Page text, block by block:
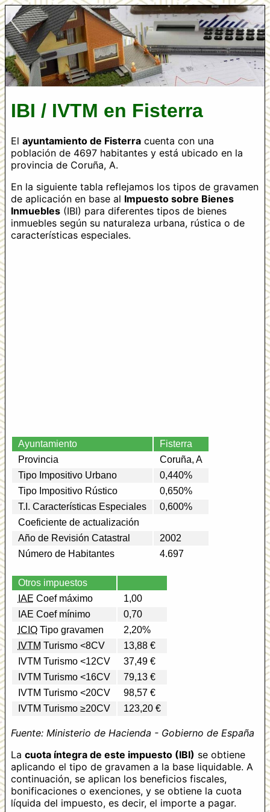
IBI / IVTM en Fisterra
El ayuntamiento de Fisterracuenta con una
población de 4697 habitantes y está ubicado en la
provincia de Coruña, A.
En la siguiente tabla reflejamos los tipos de gravamen
de aplicación en base al Impuesto sobre Bienes
Inmuebles(IBI) para diferentes tipos de bienes
inmuebles según su naturaleza urbana, rústica o de
características especiales.
Ayuntamiento
Fisterra
Provincia
Coruña, A
Tipo Impositivo Urbano
0,440%
Tipo Impositivo Rústico
0,650%
T.I. Características Especiales
0,600%
Coeficiente de actualización
Año de Revisión Catastral
2002
Número de Habitantes
4.697
Otros impuestos
IAE Coef máximo
1,00
IAE Coef mínimo
0,70
ICIOTipo gravamen
2,20%
IVTM Turismo <8CV
13,88 €
IVTM Turismo <12CV
37,49 €
IVTM Turismo <16CV
79,13 €
IVTM Turismo <20CV
98,57 €
IVTM Turismo ≥20CV
123,20 €
Fuente: Ministerio de Hacienda - Gobierno de España
La cuota íntegra de este impuesto (IBI) se obtiene
aplicando el tipo de gravamen a la base liquidable. A
continuación, se aplican los beneficios fiscales,
bonificaciones o exenciones, y se obtiene la cuota
líquida del impuesto, es decir, el importe a pagar.